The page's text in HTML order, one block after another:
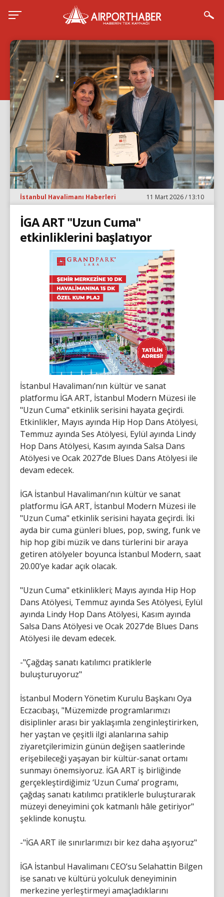
İstanbul Havalimanı Haberleri 11 Mart 2026 / 13:10
İGA ART "Uzun Cuma"
etkinliklerini başlatıyor
İstanbul Havalimanı’nın kültür ve sanat
platformu İGA ART, İstanbul Modern Müzesi ile
"Uzun Cuma" etkinlik serisini hayata geçirdi.
Etkinlikler, Mayıs ayında Hip Hop Dans Atölyesi,
Temmuz ayında Ses Atölyesi, Eylül ayında Lindy
Hop Dans Atölyesi, Kasım ayında Salsa Dans
Atölyesi ve Ocak 2027’de Blues Dans Atölyesi ile
devam edecek.
İGA İstanbul Havalimanı’nın kültür ve sanat
platformu İGA ART, İstanbul Modern Müzesi ile
"Uzun Cuma" etkinlik serisini hayata geçirdi. İki
ayda bir cuma günleri blues, pop, swing, funk ve
hip hop gibi müzik ve dans türlerini bir araya
getiren atölyeler boyunca İstanbul Modern, saat
20.00’ye kadar açık olacak.
"Uzun Cuma" etkinlikleri; Mayıs ayında Hip Hop
Dans Atölyesi, Temmuz ayında Ses Atölyesi, Eylül
ayında Lindy Hop Dans Atölyesi, Kasım ayında
Salsa Dans Atölyesi ve Ocak 2027’de Blues Dans
Atölyesi ile devam edecek.
-"Çağdaş sanatı katılımcı pratiklerle
buluşturuyoruz"
İstanbul Modern Yönetim Kurulu Başkanı Oya
Eczacıbaşı, "Müzemizde programlarımızı
disiplinler arası bir yaklaşımla zenginleştirirken,
her yaştan ve çeşitli ilgi alanlarına sahip
ziyaretçilerimizin günün değişen saatlerinde
erişebileceği yaşayan bir kültür-sanat ortamı
sunmayı önemsiyoruz. İGA ART iş birliğinde
gerçekleştirdiğimiz ‘Uzun Cuma’ programı,
çağdaş sanatı katılımcı pratiklerle buluşturarak
müzeyi deneyimini çok katmanlı hâle getiriyor"
şeklinde konuştu.
-"İGA ART ile sınırlarımızı bir kez daha aşıyoruz"
İGA İstanbul Havalimanı CEO’su Selahattin Bilgen
ise sanatı ve kültürü yolculuk deneyiminin
merkezine yerleştirmeyi amaçladıklarını